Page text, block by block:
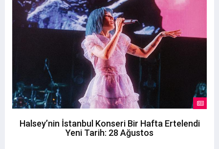
Halsey’nin İstanbul Konseri Bir Hafta Ertelendi
Yeni Tarih: 28 Ağustos